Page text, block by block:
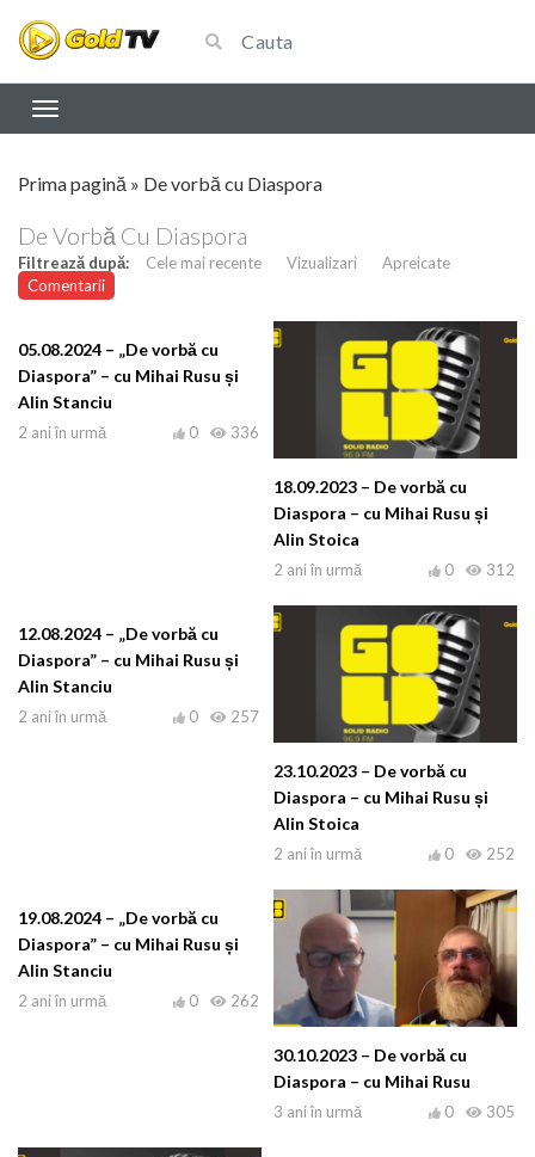
Prima pagină » De vorbă cu Diaspora
De Vorbă Cu Diaspora
Filtrează după: Cele mai recente Vizualizari
Apreicate
Comentarii
05.08.2024 – „De vorbă cu
Diaspora” – cu Mihai Rusu și
Alin Stanciu
2 ani în urmă 336
0
18.09.2023 – De vorbă cu
Diaspora – cu Mihai Rusu și
Alin Stoica
2 ani în urmă 312
0
12.08.2024 – „De vorbă cu
Diaspora” – cu Mihai Rusu și
Alin Stanciu
2 ani în urmă 257
0
23.10.2023 – De vorbă cu
Diaspora – cu Mihai Rusu și
Alin Stoica
2 ani în urmă 252
0
19.08.2024 – „De vorbă cu
Diaspora” – cu Mihai Rusu și
Alin Stanciu
2 ani în urmă 262
0
30.10.2023 – De vorbă cu
Diaspora – cu Mihai Rusu
3 ani în urmă 305
0